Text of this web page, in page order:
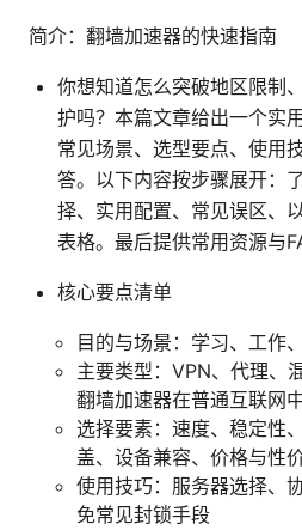
简介：翻墙加速器的快速指南
你想知道怎么突破地区限制
护吗？本篇文章给出一个实
常见场景、选型要点、使用
答。以下内容按步骤展开：
择、实用配置、常见误区、
表格。最后提供常用资源与
核心要点清单
目的与场景：学习、工作
主要类型：VPN、代理、
翻墙加速器在普通互联网
选择要素：速度、稳定性
盖、设备兼容、价格与性
使用技巧：服务器选择、
免常见封锁手段